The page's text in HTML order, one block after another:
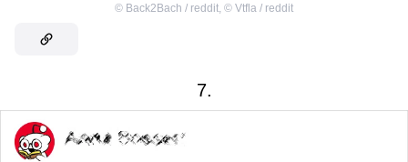
© Back2Bach / reddit, © Vtfla / reddit
7.